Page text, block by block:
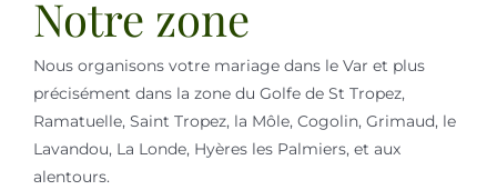
Notre zone
Nous organisons votre mariage dans le Var et plus
précisément dans la zone du Golfe de St Tropez,
Ramatuelle, Saint Tropez, la Môle, Cogolin, Grimaud, le
Lavandou, La Londe, Hyères les Palmiers, et aux
alentours.